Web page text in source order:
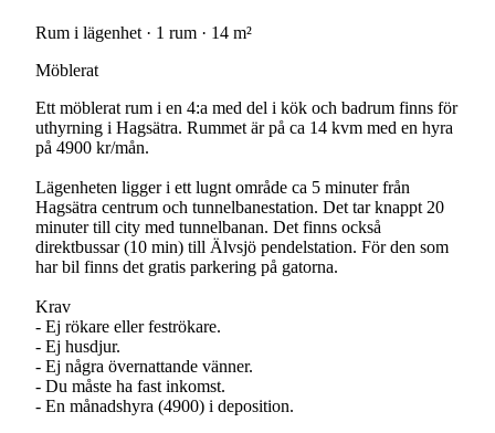
Rum i lägenhet · 1 rum · 14 m²
Möblerat
Ett möblerat rum i en 4:a med del i kök och badrum finns för
uthyrning i Hagsätra. Rummet är på ca 14 kvm med en hyra
på 4900 kr/mån.
Lägenheten ligger i ett lugnt område ca 5 minuter från
Hagsätra centrum och tunnelbanestation. Det tar knappt 20
minuter till city med tunnelbanan. Det finns också
direktbussar (10 min) till Älvsjö pendelstation. För den som
har bil finns det gratis parkering på gatorna.
Krav
- Ej rökare eller feströkare.
- Ej husdjur.
- Ej några övernattande vänner.
- Du måste ha fast inkomst.
- En månadshyra (4900) i deposition.